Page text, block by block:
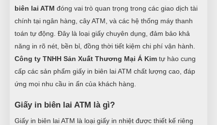
biên lai ATM đóng vai trò quan trọng trong các giao dịch tài
chính tại ngân hàng, cây ATM, và các hệ thống máy thanh
toán tự động. Đây là loại giấy chuyên dụng, đảm bảo khả
năng in rõ nét, bền bỉ, đồng thời tiết kiệm chi phí vận hành.
Công ty TNHH Sản Xuất Thương Mại Á Kim tự hào cung
cấp các sản phẩm giấy in biên lai ATM chất lượng cao, đáp
ứng mọi nhu cầu in ấn của khách hàng.
Giấy in biên lai ATM là gì?
Giấy in biên lai ATM là loại giấy in nhiệt được thiết kế riêng